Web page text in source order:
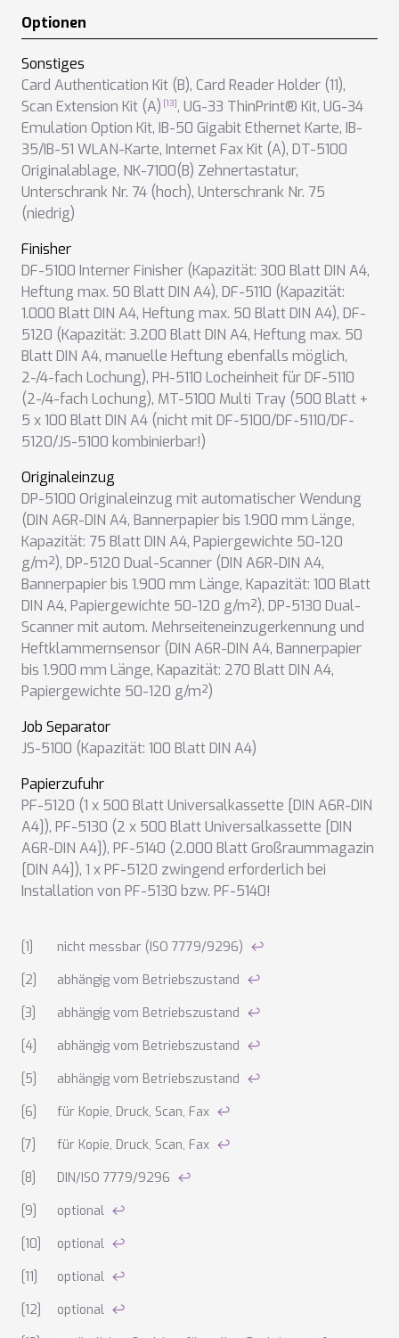
Optionen
Sonstiges
Card Authentication Kit (B), Card Reader Holder (11),
Scan Extension Kit (A)
, UG-33 ThinPrint® Kit, UG-34
Emulation Option Kit, IB-50 Gigabit Ethernet Karte, IB-
35/IB-51 WLAN-Karte, Internet Fax Kit (A), DT-5100
Originalablage, NK-7100(B) Zehnertastatur,
Unterschrank Nr. 74 (hoch), Unterschrank Nr. 75
(niedrig)
Finisher
DF-5100 Interner Finisher (Kapazität: 300 Blatt DIN A4,
Heftung max. 50 Blatt DIN A4), DF-5110 (Kapazität:
1.000 Blatt DIN A4, Heftung max. 50 Blatt DIN A4), DF-
5120 (Kapazität: 3.200 Blatt DIN A4, Heftung max. 50
Blatt DIN A4, manuelle Heftung ebenfalls möglich,
2-/4-fach Lochung), PH-5110 Locheinheit für DF-5110
(2-/4-fach Lochung), MT-5100 Multi Tray (500 Blatt +
5 x 100 Blatt DIN A4 (nicht mit DF-5100/DF-5110/DF-
5120/JS-5100 kombinierbar!)
Originaleinzug
DP-5100 Originaleinzug mit automatischer Wendung
(DIN A6R-DIN A4, Bannerpapier bis 1.900 mm Länge,
Kapazität: 75 Blatt DIN A4, Papiergewichte 50-120
g/m²), DP-5120 Dual-Scanner (DIN A6R-DIN A4,
Bannerpapier bis 1.900 mm Länge, Kapazität: 100 Blatt
DIN A4, Papiergewichte 50-120 g/m²), DP-5130 Dual-
Scanner mit autom. Mehrseiteneinzugerkennung und
Heftklammernsensor (DIN A6R-DIN A4, Bannerpapier
bis 1.900 mm Länge, Kapazität: 270 Blatt DIN A4,
Papiergewichte 50-120 g/m²)
Job Separator
JS-5100 (Kapazität: 100 Blatt DIN A4)
Papierzufuhr
PF-5120 (1 x 500 Blatt Universalkassette [DIN A6R-DIN
A4]), PF-5130 (2 x 500 Blatt Universalkassette [DIN
A6R-DIN A4]), PF-5140 (2.000 Blatt Großraummagazin
[DIN A4]), 1 x PF-5120 zwingend erforderlich bei
Installation von PF-5130 bzw. PF-5140!
Anmerkungen zu den technischen Daten
nicht messbar (ISO 7779/9296) ↩
abhängig vom Betriebszustand ↩
abhängig vom Betriebszustand ↩
abhängig vom Betriebszustand ↩
abhängig vom Betriebszustand ↩
für Kopie, Druck, Scan, Fax ↩
für Kopie, Druck, Scan, Fax ↩
DIN/ISO 7779/9296 ↩
optional ↩
optional ↩
optional ↩
optional ↩